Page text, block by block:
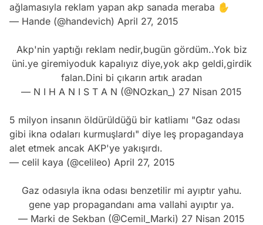
ağlamasıyla reklam yapan akp sanada meraba ✋
— Hande (@handevich) April 27, 2015
Akp'nin yaptığı reklam nedir,bugün gördüm..Yok biz
üni.ye giremiyoduk kapalıyız diye,yok akp geldi,girdik
falan.Dini bi çıkarın artık aradan
— N I H A N I S T A N (@NOzkan_) 27 Nisan 2015
5 milyon insanın öldürüldüğü bir katliamı "Gaz odası
gibi ikna odaları kurmuşlardı" diye leş propagandaya
alet etmek ancak AKP'ye yakışırdı.
— celil kaya (@celileo) April 27, 2015
Gaz odasıyla ikna odası benzetilir mi ayıptır yahu.
gene yap propagandanı ama vallahi ayıptır ya.
— Marki de Sekban (@Cemil_Marki) 27 Nisan 2015